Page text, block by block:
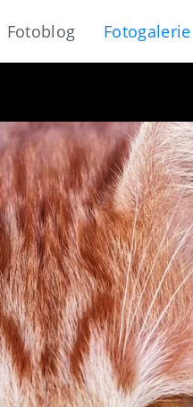
Fotoblog Fotogalerie